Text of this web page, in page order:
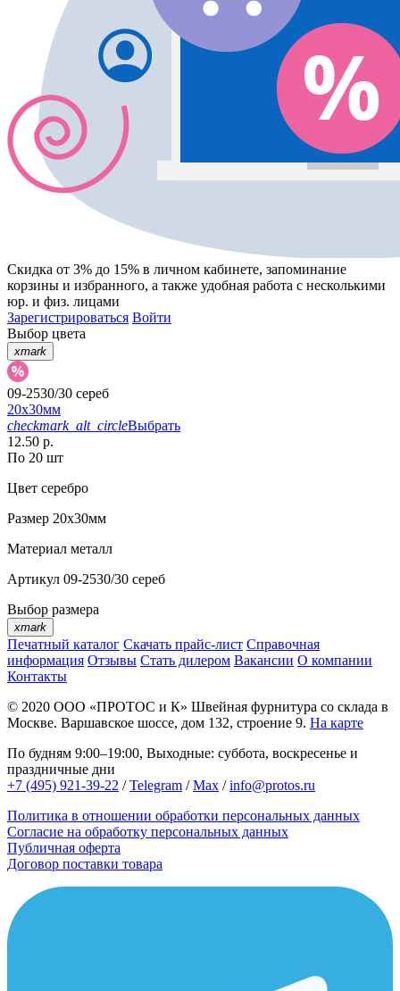
Скидка от 3% до 15% в личном кабинете, запоминание
корзины и избранного, а также удобная работа с несколькими
юр. и физ. лицами
Зарегистрироваться Войти
Выбор цвета
xmark
09-2530/30 сереб
20х30мм
checkmark_alt_circleВыбрать
12.50 р.
По 20 шт
Цвет серебро
Размер 20х30мм
Материал металл
Артикул 09-2530/30 сереб
Выбор размера
xmark
Печатный каталог Скачать прайс-лист Справочная
информация Отзывы Стать дилером Вакансии О компании
Контакты
© 2020 ООО «ПРОТОС и К» Швейная фурнитура со склада в
Москве. Варшавское шоссе, дом 132, строение 9. На карте
По будням 9:00–19:00, Выходные: суббота, воскресенье и
праздничные дни
+7 (495) 921-39-22 /Telegram /Max /info@protos.ru
Политика в отношении обработки персональных данных
Согласие на обработку персональных данных
Публичная оферта
Договор поставки товара